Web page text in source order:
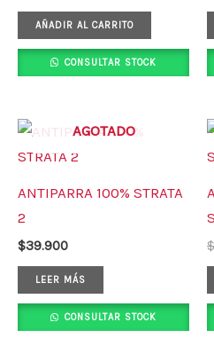
AÑADIR AL CARRITO
CONSULTAR STOCK
AGOTADO
ANTIPARRA 100% STRATA
2
$39.900
LEER MÁS
CONSULTAR STOCK
$